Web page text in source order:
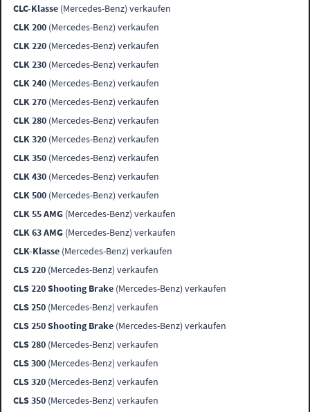
CLC-Klasse (Mercedes-Benz) verkaufen
CLK 200 (Mercedes-Benz) verkaufen
CLK 220 (Mercedes-Benz) verkaufen
CLK 230 (Mercedes-Benz) verkaufen
CLK 240 (Mercedes-Benz) verkaufen
CLK 270 (Mercedes-Benz) verkaufen
CLK 280 (Mercedes-Benz) verkaufen
CLK 320 (Mercedes-Benz) verkaufen
CLK 350 (Mercedes-Benz) verkaufen
CLK 430 (Mercedes-Benz) verkaufen
CLK 500 (Mercedes-Benz) verkaufen
CLK 55 AMG (Mercedes-Benz) verkaufen
CLK 63 AMG (Mercedes-Benz) verkaufen
CLK-Klasse (Mercedes-Benz) verkaufen
CLS 220 (Mercedes-Benz) verkaufen
CLS 220 Shooting Brake (Mercedes-Benz) verkaufen
CLS 250 (Mercedes-Benz) verkaufen
CLS 250 Shooting Brake (Mercedes-Benz) verkaufen
CLS 280 (Mercedes-Benz) verkaufen
CLS 300 (Mercedes-Benz) verkaufen
CLS 320 (Mercedes-Benz) verkaufen
CLS 350 (Mercedes-Benz) verkaufen